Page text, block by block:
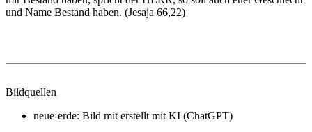
und Name Bestand haben. (Jesaja 66,22)
Bildquellen
neue-erde: Bild mit erstellt mit KI (ChatGPT)